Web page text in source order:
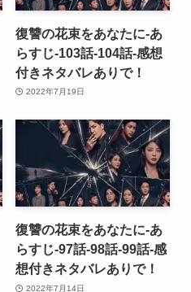
復讐の花束をあなたに-あ
らすじ-103話-104話-感想
付きネタバレありで！
2022年7月19日
復讐の花束をあなたに-あ
らすじ-97話-98話-99話-感
想付きネタバレありで！
2022年7月14日